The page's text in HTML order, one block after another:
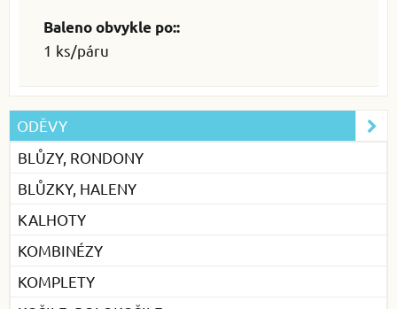
Baleno obvykle po::
1 ks/páru
ODĚVY
BLŮZY, RONDONY
BLŮZKY, HALENY
KALHOTY
KOMBINÉZY
KOMPLETY